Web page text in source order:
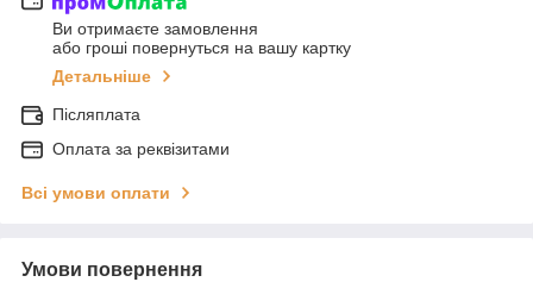
Ви отримаєте замовлення
або гроші повернуться на вашу картку
Детальніше
Післяплата
Оплата за реквізитами
Всі умови оплати
Умови повернення